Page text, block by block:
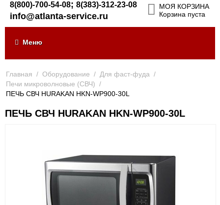
8(800)-700-54-08; 8(383)-312-23-08
info@atlanta-service.ru
МОЯ КОРЗИНА
Корзина пуста
Меню
Главная / Оборудование / Для фаст-фуда /
Печи микроволновые (СВЧ) /
ПЕЧЬ СВЧ HURAKAN HKN-WP900-30L
ПЕЧЬ СВЧ HURAKAN HKN-WP900-30L